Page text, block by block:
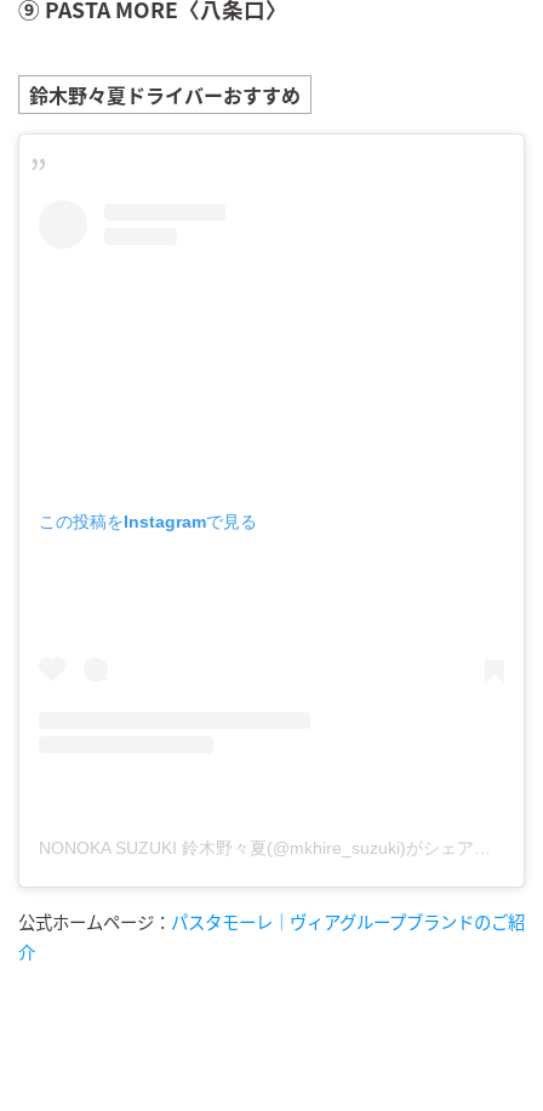
⑨ PASTA MORE〈八条口〉
鈴木野々夏 ドライバーおすすめ
この投稿をInstagramで見る
公式ホームページ： パスタモーレ｜ヴィアグループブランドのご紹
介